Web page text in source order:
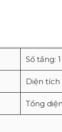
Số tầng: 1
Diện tích
Tổng